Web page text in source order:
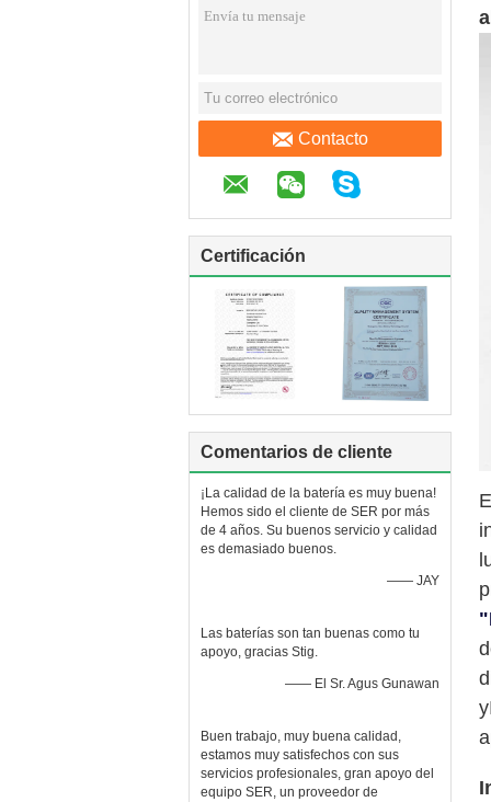
Contacto
Certificación
Comentarios de cliente
¡La calidad de la batería es muy buena!
Hemos sido el cliente de SER por más
de 4 años. Su buenos servicio y calidad
es demasiado buenos.
—— JAY
Las baterías son tan buenas como tu
apoyo, gracias Stig.
—— El Sr. Agus Gunawan
Buen trabajo, muy buena calidad,
estamos muy satisfechos con sus
servicios profesionales, gran apoyo del
equipo SER, un proveedor de
y